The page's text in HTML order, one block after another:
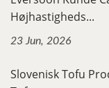
Højhastigheds...
23 Jun, 2026
Slovenisk Tofu